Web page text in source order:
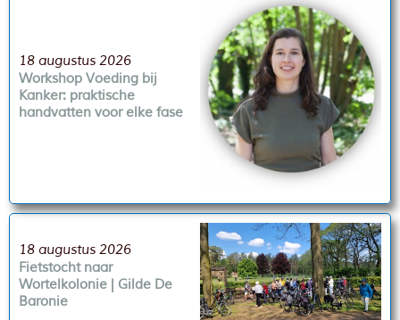
18 augustus 2026
Workshop Voeding bij
Kanker: praktische
handvatten voor elke fase
18 augustus 2026
Fietstocht naar
Wortelkolonie | Gilde De
Baronie